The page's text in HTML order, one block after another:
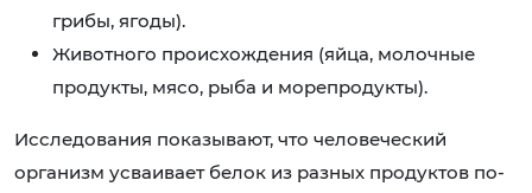
грибы, ягоды).
Животного происхождения (яйца, молочные
продукты, мясо, рыба и морепродукты).
Исследования показывают, что человеческий
организм усваивает белок из разных продуктов по-